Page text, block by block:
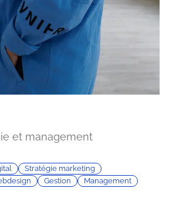
et management
Stratégie marketing
Gestion Management